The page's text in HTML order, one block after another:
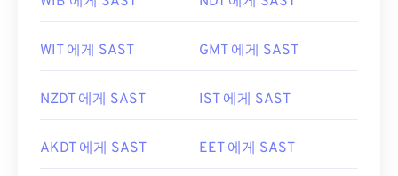
WIT 에게 SAST GMT 에게 SAST
NZDT 에게 SAST IST 에게 SAST
AKDT 에게 SAST EET 에게 SAST